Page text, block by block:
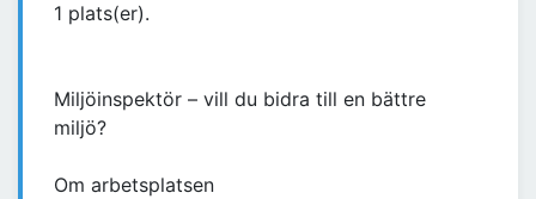
1 plats(er).
Miljöinspektör – vill du bidra till en bättre
miljö?
Om arbetsplatsen